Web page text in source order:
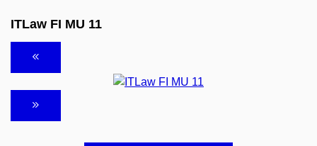
ITLaw FI MU 11